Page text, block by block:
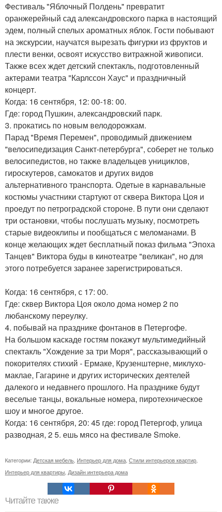
Фестиваль "Яблочный Полдень" превратит
оранжерейный сад александровского парка в настоящий
эдем, полный спелых ароматных яблок. Гости побывают
на экскурсии, научатся вырезать фигурки из фруктов и
плести венки, освоят искусство витражной живописи.
Также всех ждет детский спектакль, подготовленный
актерами театра "Карлссон Хаус" и праздничный
концерт.
Когда: 16 сентября, 12: 00-18: 00.
Где: город Пушкин, александровский парк.
3. прокатись по новым велодорожкам.
Парад "Время Перемен", проводимый движением
"велосипедизация Санкт-петербурга", соберет не только
велосипедистов, но также владельцев унициклов,
гироскутеров, самокатов и других видов
альтернативного транспорта. Одетые в карнавальные
костюмы участники стартуют от сквера Виктора Цоя и
проедут по петроградской стороне. В пути они сделают
три остановки, чтобы послушать музыку, посмотреть
старые видеоклипы и пообщаться с меломанами. В
конце желающих ждет бесплатный показ фильма "Эпоха
Танцев" Виктора буды в кинотеатре "великан", но для
этого потребуется заранее зарегистрироваться.
Когда: 16 сентября, с 17: 00.
Где: сквер Виктора Цоя около дома номер 2 по
любанскому переулку.
4. побывай на празднике фонтанов в Петергофе.
На большом каскаде гостям покажут мультимедийный
спектакль "Хождение за три Моря", рассказывающий о
покорителях стихий - Ермаке, Крузенштерне, миклухо-
маклае, Гагарине и других исторических деятелей
далекого и недавнего прошлого. На празднике будут
веселые танцы, вокальные номера, пиротехническое
шоу и многое другое.
Когда: 16 сентября, 20: 45 где: город Петергоф, улица
разводная, 2 5. ешь мясо на фестивале Smoke.
Категории: Детская мебель Интерьер для дома Стили интерьеров квартир
Интерьер для квартиры Дизайн интерьера дома
Читайте также